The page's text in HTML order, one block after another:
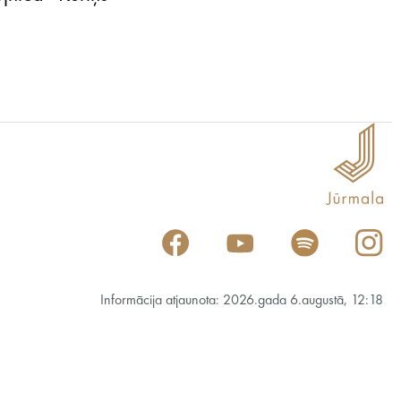
Informācija atjaunota: 2026.gada 6.augustā, 12:18